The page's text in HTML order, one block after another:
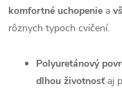
komfortné uchopenie a
rôznych typoch cvičení.
Polyuretánový
dlhou životnosť aj